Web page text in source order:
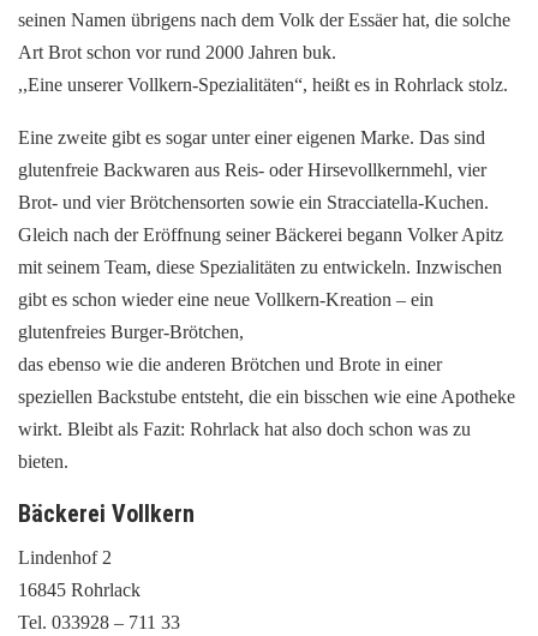
seinen Namen übrigens nach dem Volk der Essäer hat, die solche
Art Brot schon vor rund 2000 Jahren buk.
,,Eine unserer Vollkern-Spezialitäten“, heißt es in Rohrlack stolz.
Eine zweite gibt es sogar unter einer eigenen Marke. Das sind
glutenfreie Backwaren aus Reis- oder Hirsevollkernmehl, vier
Brot- und vier Brötchensorten sowie ein Stracciatella-Kuchen.
Gleich nach der Eröffnung seiner Bäckerei begann Volker Apitz
mit seinem Team, diese Spezialitäten zu entwickeln. Inzwischen
gibt es schon wieder eine neue Vollkern-Kreation – ein
glutenfreies Burger-Brötchen,
das ebenso wie die anderen Brötchen und Brote in einer
speziellen Backstube entsteht, die ein bisschen wie eine Apotheke
wirkt. Bleibt als Fazit: Rohrlack hat also doch schon was zu
bieten.
Bäckerei Vollkern
Lindenhof 2
16845 Rohrlack
Tel. 033928 – 711 33